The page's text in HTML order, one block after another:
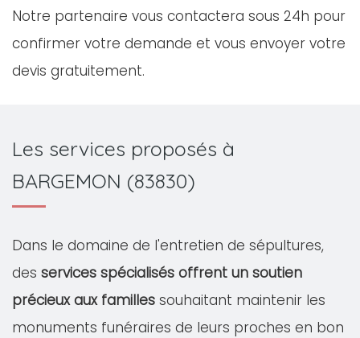
Notre partenaire vous contactera sous 24h pour
confirmer votre demande et vous envoyer votre
devis gratuitement.
Les services proposés à
BARGEMON (83830)
Dans le domaine de l'entretien de sépultures,
des services spécialisés offrent un soutien
précieux aux familles souhaitant maintenir les
monuments funéraires de leurs proches en bon